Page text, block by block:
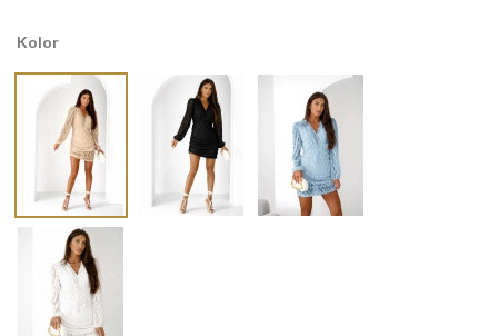
Kolor